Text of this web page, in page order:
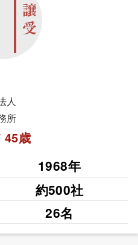
譲受
人
所
45歳
1968年
約500社
26名